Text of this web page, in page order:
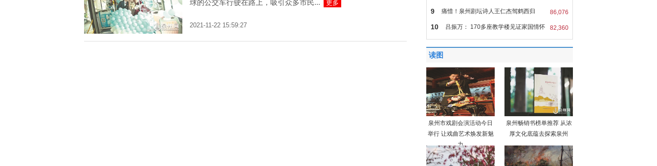
球的公交车行驶在路上，吸引众多市民...
更多
2021-11-22 15:59:27
86,076
9 痛惜！泉州剧坛诗人王仁杰驾鹤西归
82,360
10 吕振万： 170多座教学楼见证家国情怀
读图
泉州市戏剧会演活动今日
举行 让戏曲艺术焕发新魅
力
泉州畅销书榜单推荐 从浓
厚文化底蕴去探索泉州